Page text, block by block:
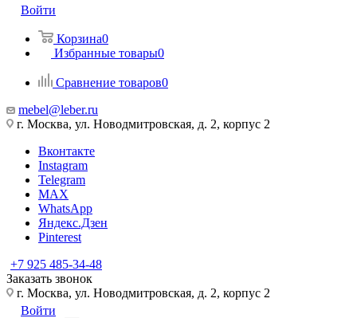
Войти
Корзина0
Избранные товары0
Сравнение товаров0
mebel@leber.ru
г. Москва, ул. Новодмитровская, д. 2, корпус 2
Вконтакте
Instagram
Telegram
MAX
WhatsApp
Яндекс.Дзен
Pinterest
+7 925 485-34-48
Заказать звонок
г. Москва, ул. Новодмитровская, д. 2, корпус 2
Войти